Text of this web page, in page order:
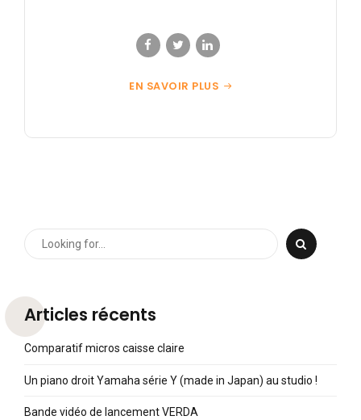
EN SAVOIR PLUS
Articles récents
Comparatif micros caisse claire
Un piano droit Yamaha série Y (made in Japan) au studio !
Bande vidéo de lancement VERDA